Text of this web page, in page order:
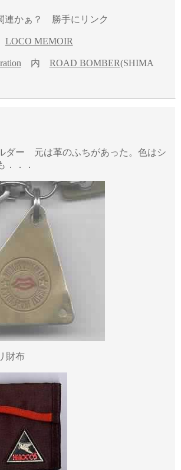
連かぁ？ 勝手にリンク
LOCO MEMOIR
内 ROAD BOMBER(SHIMA
ダー 元は革のふちがあった。色はシ
．．．
財布